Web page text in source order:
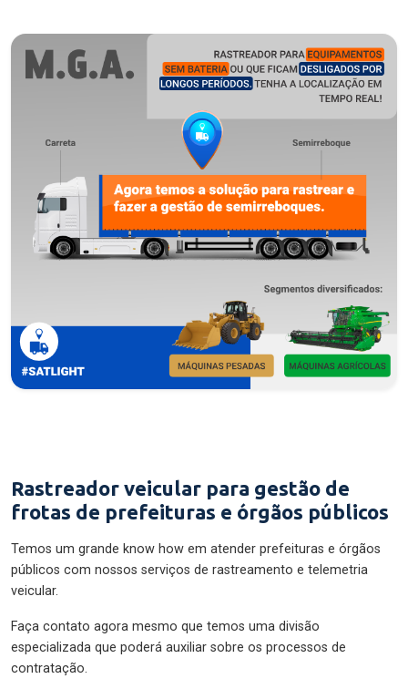
Rastreador veicular para gestão de
frotas de prefeituras e órgãos públicos
Temos um grande know how em atender prefeituras e órgãos
públicos com nossos serviços de rastreamento e telemetria
veicular.
Faça contato agora mesmo que temos uma divisão
especializada que poderá auxiliar sobre os processos de
contratação.